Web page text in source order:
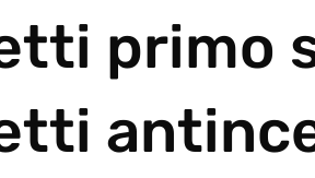
primo